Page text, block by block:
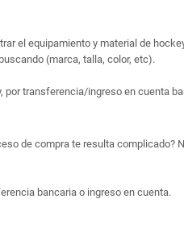
el equipamiento y material de
(marca, talla, color, etc).
por transferencia/ingreso en cuenta
de compra te resulta complicado?
bancaria o ingreso en cuenta.